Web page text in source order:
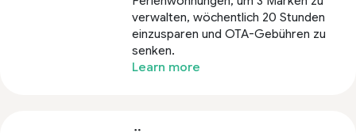
verwalten, wöchentlich 20 Stunden
einzusparen und OTA-Gebühren zu
senken.
Learn more